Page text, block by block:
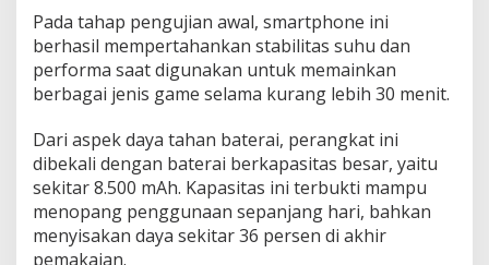
a
M
a
i
n
a
m
e
P
C
Pada tahap pengujian awal, smartphone ini
berhasil mempertahankan stabilitas suhu dan
performa saat digunakan untuk memainkan
berbagai jenis game selama kurang lebih 30 menit.
Dari aspek daya tahan baterai, perangkat ini
dibekali dengan baterai berkapasitas besar, yaitu
sekitar 8.500 mAh. Kapasitas ini terbukti mampu
menopang penggunaan sepanjang hari, bahkan
menyisakan daya sekitar 36 persen di akhir
pemakaian.